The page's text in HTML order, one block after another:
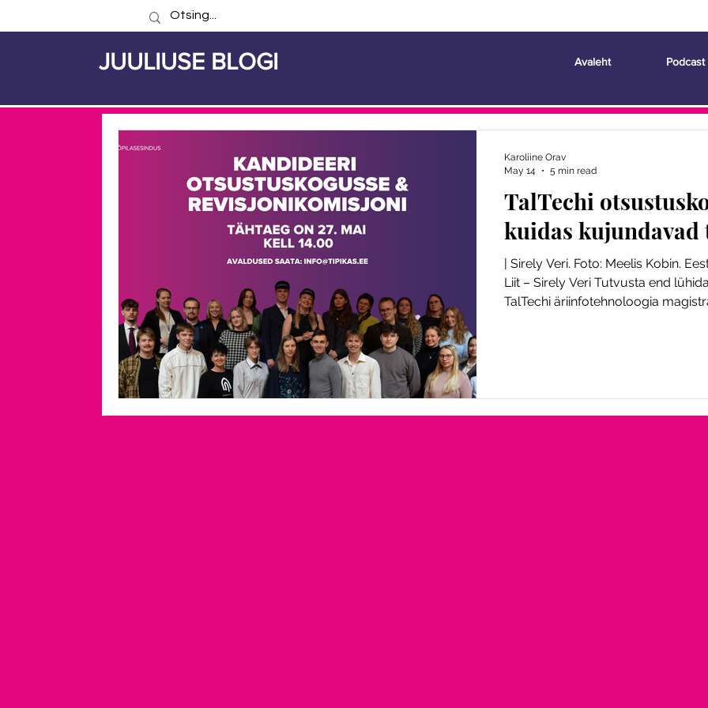
JUULIUSE BLOGI Avaleht Podcast
TalTechi
kuidas kujundavad
| Sirely Veri. Foto: Meelis Kobin.
Liit – Sirely Veri Tutvusta end
TalTechi äriinfotehnoloogia
sest see tundus suurepärase
TalTechi tudengeid nii riiklikul kui
Karoliine Orav
May 14
5 min read